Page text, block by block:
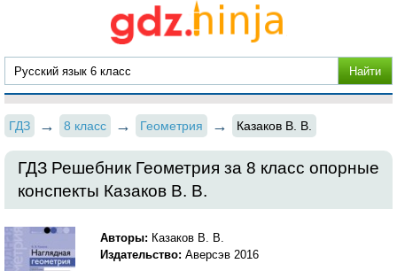
ГДЗ 8 класс Геометрия Казаков В. В.
ГДЗ Решебник Геометрия за 8 класс опорные
конспекты Казаков В. В.
Авторы: Казаков В. В.
Издательство:Аверсэв 2016